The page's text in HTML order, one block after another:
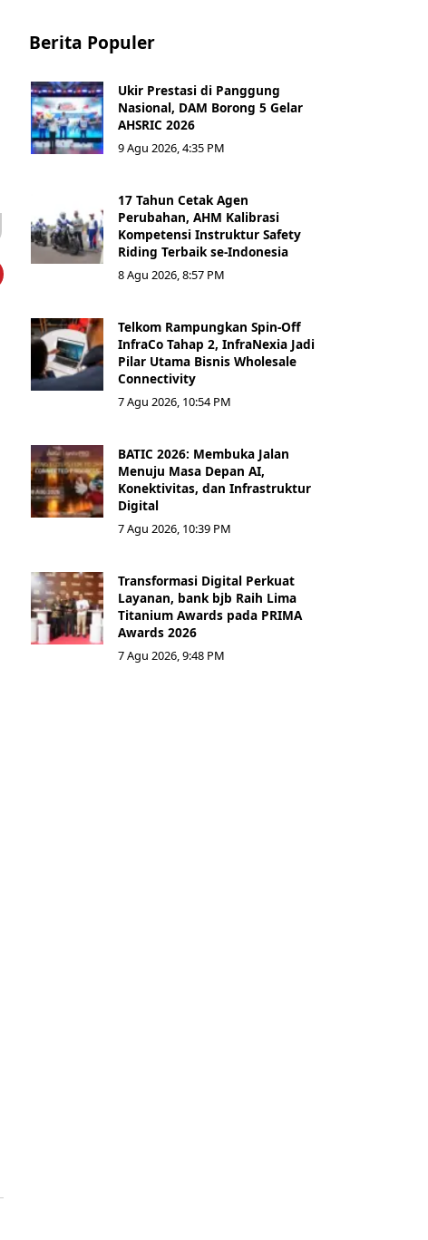
Berita Populer
Ukir Prestasi di Panggung
Nasional, DAM Borong 5 Gelar
AHSRIC 2026
9 Agu 2026, 4:35 PM
17 Tahun Cetak Agen
Perubahan, AHM Kalibrasi
Kompetensi Instruktur Safety
Riding Terbaik se-Indonesia
8 Agu 2026, 8:57 PM
Telkom Rampungkan Spin-Off
InfraCo Tahap 2, InfraNexia Jadi
Pilar Utama Bisnis Wholesale
Connectivity
7 Agu 2026, 10:54 PM
BATIC 2026: Membuka Jalan
Menuju Masa Depan AI,
Konektivitas, dan Infrastruktur
Digital
7 Agu 2026, 10:39 PM
Transformasi Digital Perkuat
Layanan, bank bjb Raih Lima
Titanium Awards pada PRIMA
Awards 2026
7 Agu 2026, 9:48 PM